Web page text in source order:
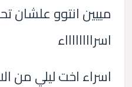
مييين انتوو علشان
اسرااااااااء
اسراء اخت ليلي من